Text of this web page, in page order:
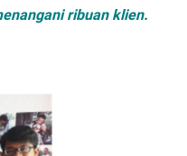
ribuan klien.